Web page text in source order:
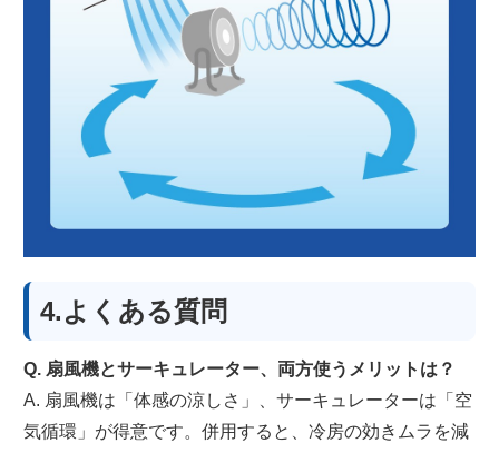
4.よくある質問
Q. 扇風機とサーキュレーター、両方使うメリットは？
A. 扇風機は「体感の涼しさ」、サーキュレーターは「空
気循環」が得意です。併用すると、冷房の効きムラを減